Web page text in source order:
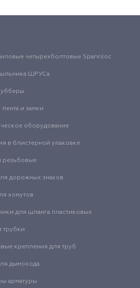
четырехболтовые Spannloc
ШРУСа
лента и замки
оборудование
в блистерной упаковке
резьбовые
дорожных знаков
хомутов
для шланга пластиковые
трубки
крепления для труб
дымохода
арматуры